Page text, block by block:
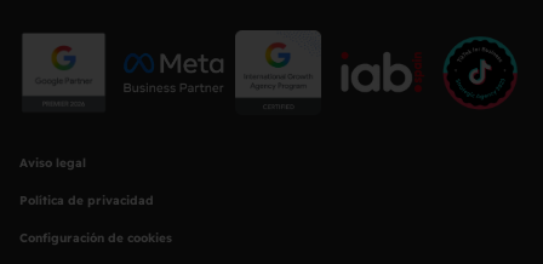
Aviso legal
Política de privacidad
Configuración de cookies